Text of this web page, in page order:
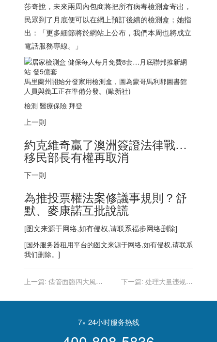
莎奇說，未來兩周內包商將把所有病毒檢測盒寄出，
民眾到了月底便可以在網上預訂後續的檢測盒；她指
出：「更多細節將於網站上公布，我們本周也將成立
電話服務專線。」
馬里蘭州開始分發家用檢測盒，圖為蒙哥馬利郡圖書館
人員與義工正在準備分發。(歐新社)
檢測 醫療保險 拜登
上一則
約克維奇贏了澳洲簽證法律戰…
移民部長有權再取消
下一則
為推投票權法案修議事規則？舒
默、麥康諾互批說謊
[图文来源于网络,如有侵权,请联系福步网络删除]
[国外服务器租用平台的图文来源于网络,如有侵权,请联系
我们删除。]
上一篇: 儘管面臨四大風險
修正
下一篇: 处理大量违规账
用户账号运营乱象专项整治
7× 24小时服务热线